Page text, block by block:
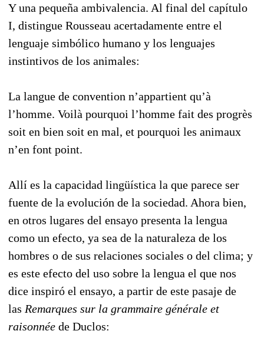
Y una pequeña ambivalencia. Al final del capítulo
I, distingue Rousseau acertadamente entre el
lenguaje simbólico humano y los lenguajes
instintivos de los animales:
La langue de convention n’appartient qu’à
l’homme. Voilà pourquoi l’homme fait des progrès
soit en bien soit en mal, et pourquoi les animaux
n’en font point.
Allí es la capacidad lingüística la que parece ser
fuente de la evolución de la sociedad. Ahora bien,
en otros lugares del ensayo presenta la lengua
como un efecto, ya sea de la naturaleza de los
hombres o de sus relaciones sociales o del clima; y
es este efecto del uso sobre la lengua el que nos
dice inspiró el ensayo, a partir de este pasaje de
las Remarques sur la grammaire générale et
raisonnée de Duclos: